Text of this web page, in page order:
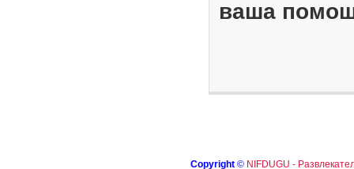
ваша
Copyright © NIFDUGU -